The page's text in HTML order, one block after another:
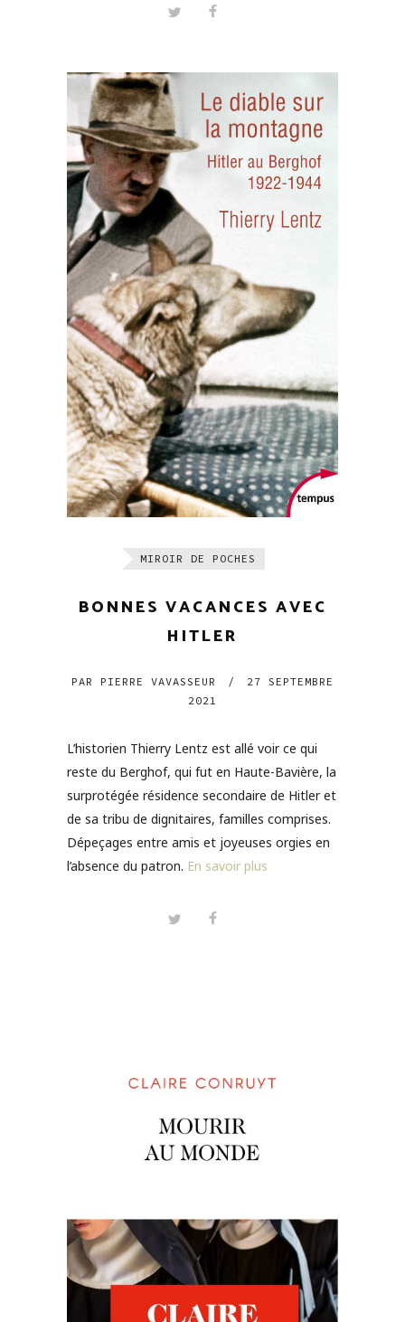
MIROIR DE POCHES
BONNES VACANCES AVEC
HITLER
PAR PIERRE VAVASSEUR /
27 SEPTEMBRE
2021
L’historien Thierry Lentz est allé voir ce qui
reste du Berghof, qui fut en Haute-Bavière, la
surprotégée résidence secondaire de Hitler et
de sa tribu de dignitaires, familles comprises.
Dépeçages entre amis et joyeuses orgies en
l’absence du patron. En savoir plus